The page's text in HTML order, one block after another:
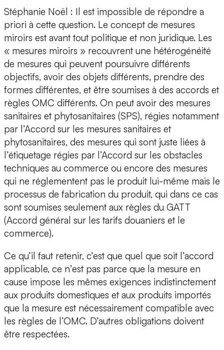
Stéphanie Noël : Il est impossible de répondre a
priori à cette question. Le concept de mesures
miroirs est avant tout politique et non juridique. Les
« mesures miroirs » recouvrent une hétérogénéité
de mesures qui peuvent poursuivre différents
objectifs, avoir des objets différents, prendre des
formes différentes, et être soumises à des accords et
règles OMC différents. On peut avoir des mesures
sanitaires et phytosanitaires (SPS), régies notamment
par l’Accord sur les mesures sanitaires et
phytosanitaires, des mesures qui sont juste liées à
l’étiquetage régies par l’Accord sur les obstacles
techniques au commerce ou encore des mesures
qui ne réglementent pas le produit lui-même mais le
processus de fabrication du produit, qui dans ce cas
sont soumises seulement aux règles du GATT
(Accord général sur les tarifs douaniers et le
commerce).
Ce qu’il faut retenir, c’est que quel que soit l’accord
applicable, ce n’est pas parce que la mesure en
cause impose les mêmes exigences indistinctement
aux produits domestiques et aux produits importés
que la mesure est nécessairement compatible avec
les règles de l’OMC. D’autres obligations doivent
être respectées.